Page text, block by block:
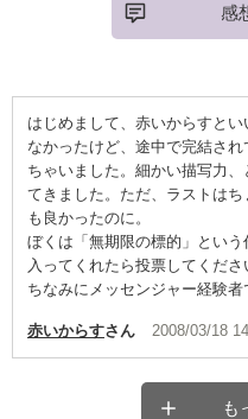
感
はじめまして、赤いからすと
なかったけど、途中で完結さ
ちゃいました。細かい描写力
てきました。ただ、ラストは
も良かったのに。
ぼくは「無期限の標的」とい
入ってくれたら投票してくださ
ちなみにメッセンジャー経験者
赤いからすさん 2008/03/18
も